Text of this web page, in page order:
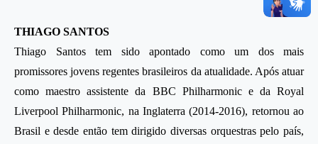
THIAGO SANTOS
Thiago Santos tem sido apontado como um dos mais
promissores jovens regentes brasileiros da atualidade. Após atuar
como maestro assistente da BBC Philharmonic e da Royal
Liverpool Philharmonic, na Inglaterra (2014-2016), retornou ao
Brasil e desde então tem dirigido diversas orquestras pelo país,